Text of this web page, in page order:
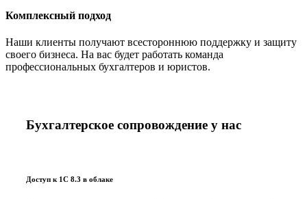
Комплексный подход
Наши клиенты получают всестороннюю поддержку и защиту
своего бизнеса. На вас будет работать команда
профессиональных бухгалтеров и юристов.
Бухгалтерское сопровождение у нас
Доступ к 1С 8.3 в облаке